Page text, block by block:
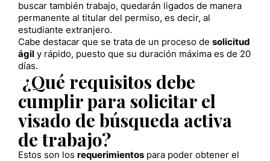
buscar también trabajo, quedarán ligados de manera
permanente al titular del permiso, es decir, al
estudiante extranjero.
Cabe destacar que se trata de un proceso de solicitud
ágil y rápido, puesto que su duración máxima es de 20
días.
¿Qué requisitos debe
cumplir para solicitar el
visado de búsqueda activa
de trabajo?
Estos son los requerimientos para poder obtener el